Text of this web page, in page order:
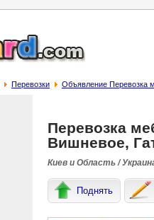
Перевозки Объявление Перевозка
Перевозка
Вишневое,
Киев и Область /
Поднять